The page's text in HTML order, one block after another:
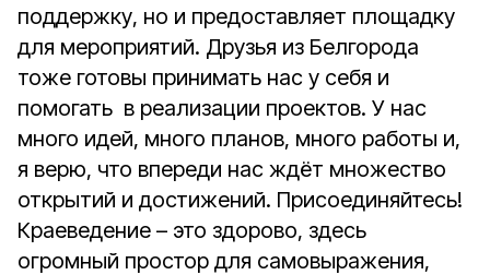
поддержку, но и предоставляет площадку
для мероприятий. Друзья из Белгорода
тоже готовы принимать нас у себя и
помогать в реализации проектов. У нас
много идей, много планов, много работы и,
я верю, что впереди нас ждёт множество
открытий и достижений. Присоединяйтесь!
Краеведение – это здорово, здесь
огромный простор для самовыражения,